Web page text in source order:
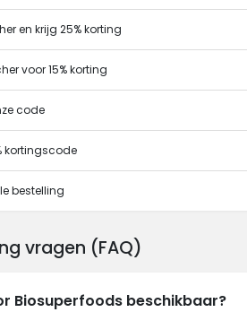
en krijg 25% korting
voor 15% korting
code
kortingscode
bestelling
vragen (FAQ)
Biosuperfoods beschikbaar?